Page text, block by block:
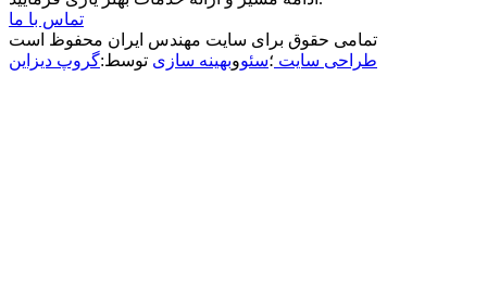
تماس با ما
تمامی حقوق برای سایت مهندس ایران محفوظ است
طراحی سایت ؛سئووبهینه سازی توسط:گروپ دیزاین